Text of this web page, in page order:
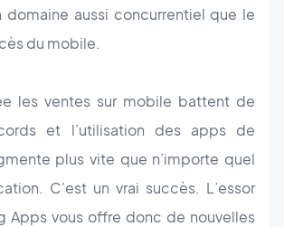
domaine aussi concurrentiel que le
du mobile.
les ventes sur mobile battent de
et l’utilisation des apps de
plus vite que n’importe quel
C'est un vrai succès. L’essor
Apps vous offre donc de nouvelles